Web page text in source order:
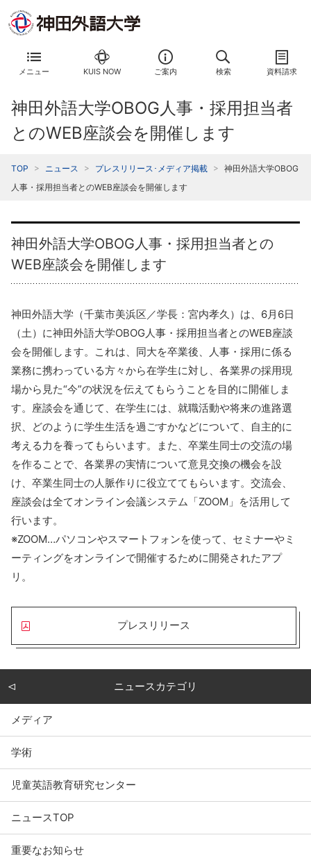
メニュー KUIS NOW ご案内 検索 資料請求
神田外語大学OBOG人事・採用担当者
とのWEB座談会を開催します
TOP ニュース プレスリリース･メディア掲載
神田外語大学OBOG
人事・採用担当者とのWEB座談会を開催します
神田外語大学OBOG人事・採用担当者との
WEB座談会を開催します
神田外語大学（千葉市美浜区／学長：宮内孝久）は、6月6日
（土）に神田外語大学OBOG人事・採用担当者とのWEB座談
会を開催します。これは、同大を卒業後、人事・採用に係る
業務に携わっている方々から在学生に対し、各業界の採用現
場から見た“今”の状況を伝えてもらうことを目的に開催しま
す。座談会を通じて、在学生には、就職活動や将来の進路選
択、どのように学生生活を過ごすかなどについて、自主的に
考える力を養ってもらいます。また、卒業生同士の交流の場
を作ることで、各業界の実情について意見交換の機会を設
け、卒業生同士の人脈作りに役立ててもらいます。交流会、
座談会は全てオンライン会議システム「ZOOM」を活用して
行います。
※ZOOM…パソコンやスマートフォンを使って、セミナーやミ
ーティングをオンラインで開催するために開発されたアプ
リ。
プレスリリース
ニュースカテゴリ
メディア
学術
児童英語教育研究センター
ニュースTOP
重要なお知らせ